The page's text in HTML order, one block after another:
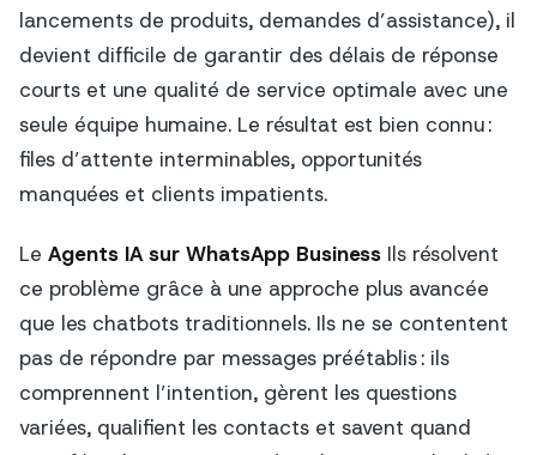
lancements de produits, demandes d’assistance), il
devient difficile de garantir des délais de réponse
courts et une qualité de service optimale avec une
seule équipe humaine. Le résultat est bien connu :
files d’attente interminables, opportunités
manquées et clients impatients.
Le Agents IA sur WhatsApp Business Ils résolvent
ce problème grâce à une approche plus avancée
que les chatbots traditionnels. Ils ne se contentent
pas de répondre par messages préétablis : ils
comprennent l’intention, gèrent les questions
variées, qualifient les contacts et savent quand